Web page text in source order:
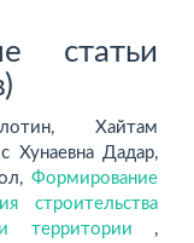
статьи
Хайтам
Хунаевна Дадар,
Формирование
строительства
территории ,